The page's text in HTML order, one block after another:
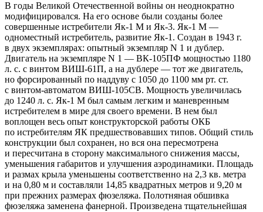
В годы Великой Отечественной войны он неоднократно
модифицировался. На его основе были созданы более
совершенные истребители Як-1 М и Як-3. Як-1 М —
одноместный истребитель, развитие Як-1. Создан в 1943 г.
в двух экземплярах: опытный экземпляр N 1 и дублер.
Двигатель на экземпляре N 1 — ВК-105ПФ мощностью 1180
л. с. с винтом ВИШ-61П, а на дублере — тот же двигатель,
но форсированный по наддуву с 1050 до 1100 мм рт. ст.
с винтом-автоматом ВИШ-105СВ. Мощность увеличилась
до 1240 л. с. Як-1 М был самым легким и маневренным
истребителем в мире для своего времени. В нем был
воплощен весь опыт конструкторской работы ОКБ
по истребителям ЯК предшествовавших типов. Общий стиль
конструкции был сохранен, но вся она пересмотрена
и пересчитана в сторону максимального снижения массы,
уменьшения габаритов и улучшения аэродинамики. Площадь
и размах крыла уменьшены соответственно на 2,3 кв. метра
и на 0,80 м и составляли 14,85 квадратных метров и 9,20 м
при прежних размерах фюзеляжа. Полотняная обшивка
фюзеляжа заменена фанерной. Произведена тщательнейшая